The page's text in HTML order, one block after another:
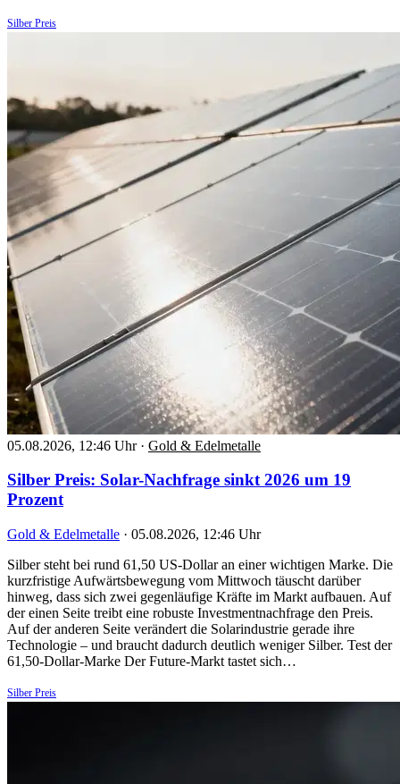
Silber Preis
05.08.2026, 12:46 Uhr · Gold & Edelmetalle
Silber Preis: Solar-Nachfrage sinkt 2026 um 19
Prozent
Gold & Edelmetalle · 05.08.2026, 12:46 Uhr
Silber steht bei rund 61,50 US-Dollar an einer wichtigen Marke. Die
kurzfristige Aufwärtsbewegung vom Mittwoch täuscht darüber
hinweg, dass sich zwei gegenläufige Kräfte im Markt aufbauen. Auf
der einen Seite treibt eine robuste Investmentnachfrage den Preis.
Auf der anderen Seite verändert die Solarindustrie gerade ihre
Technologie – und braucht dadurch deutlich weniger Silber. Test der
61,50-Dollar-Marke Der Future-Markt tastet sich…
Silber Preis